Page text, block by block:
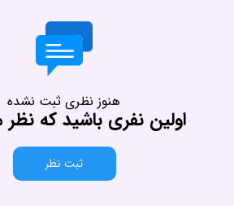
هنوز نظری ثبت نشده
اولین نفری باشید که
ثبت نظر